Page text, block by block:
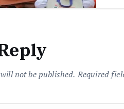
not be published. Required